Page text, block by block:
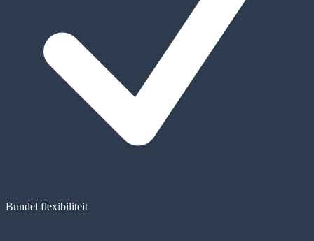
Bundel flexibiliteit